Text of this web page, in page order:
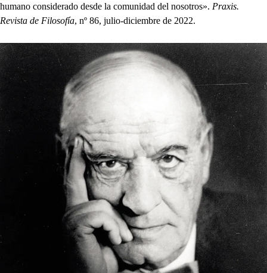
humano considerado desde la comunidad del nosotros». Praxis.
Revista de Filosofía, nº 86, julio-diciembre de 2022.